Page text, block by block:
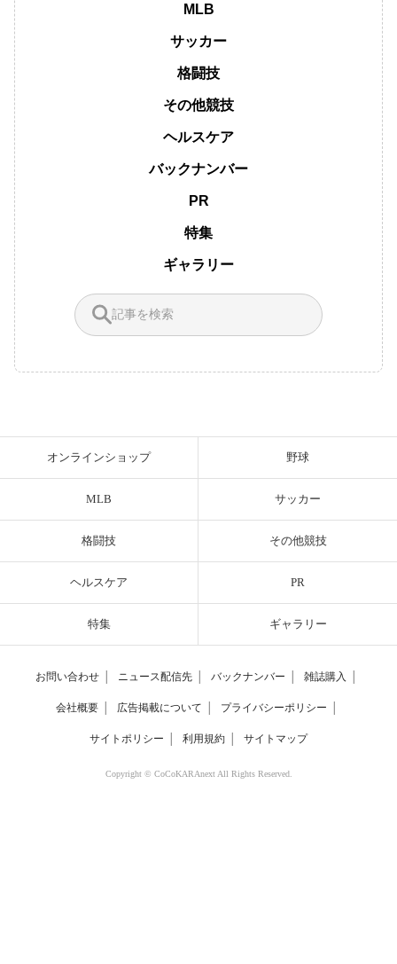
MLB
サッカー
格闘技
その他競技
ヘルスケア
バックナンバー
PR
特集
ギャラリー
オンラインショップ 野球
MLB サッカー
格闘技 その他競技
ヘルスケア PR
特集 ギャラリー
お問い合わせ ニュース配信先 バックナンバー 雑誌購入
会社概要 広告掲載について プライバシーポリシー
サイトポリシー 利用規約 サイトマップ
Copyright © CoCoKARAnext All Rights Reserved.